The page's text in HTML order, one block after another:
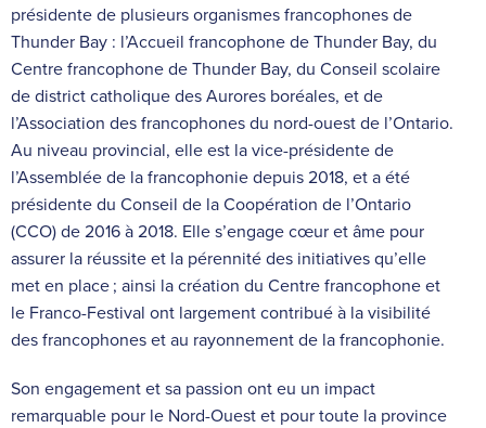
présidente de plusieurs organismes francophones de
Thunder Bay : l’Accueil francophone de Thunder Bay, du
Centre francophone de Thunder Bay, du Conseil scolaire
de district catholique des Aurores boréales, et de
l’Association des francophones du nord-ouest de l’Ontario.
Au niveau provincial, elle est la vice-présidente de
l’Assemblée de la francophonie depuis 2018, et a été
présidente du Conseil de la Coopération de l’Ontario
(CCO) de 2016 à 2018. Elle s’engage cœur et âme pour
assurer la réussite et la pérennité des initiatives qu’elle
met en place ; ainsi la création du Centre francophone et
le Franco-Festival ont largement contribué à la visibilité
des francophones et au rayonnement de la francophonie.
Son engagement et sa passion ont eu un impact
remarquable pour le Nord-Ouest et pour toute la province